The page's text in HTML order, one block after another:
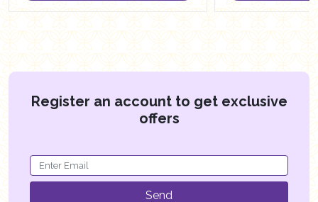
Register an account to get exclusive
offers
Send